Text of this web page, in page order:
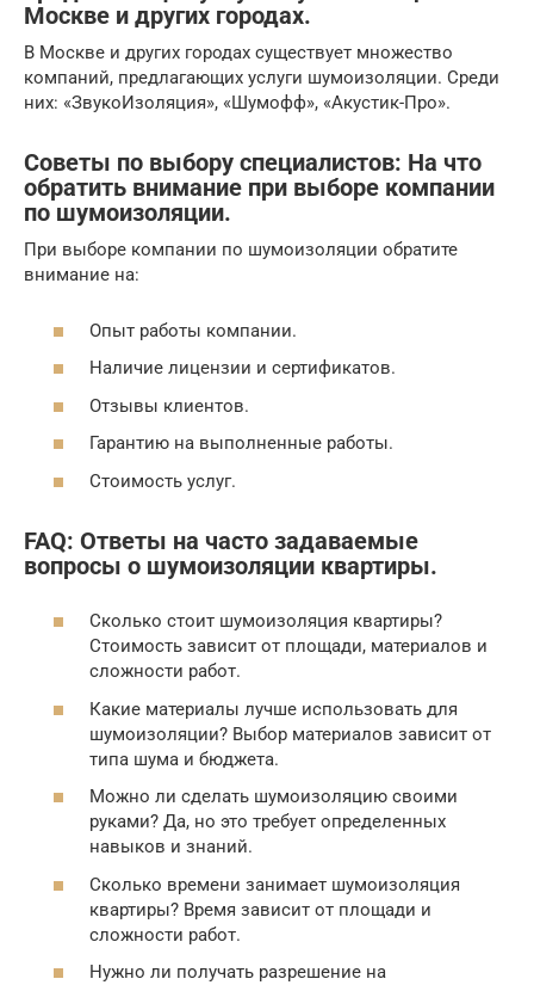
Москве и других городах.
В Москве и других городах существует множество
компаний, предлагающих услуги шумоизоляции. Среди
них: «ЗвукоИзоляция», «Шумофф», «Акустик-Про».
Советы по выбору специалистов: На что
обратить внимание при выборе компании
по шумоизоляции.
При выборе компании по шумоизоляции обратите
внимание на:
Опыт работы компании.
Наличие лицензии и сертификатов.
Отзывы клиентов.
Гарантию на выполненные работы.
Стоимость услуг.
FAQ: Ответы на часто задаваемые
вопросы о шумоизоляции квартиры.
Сколько стоит шумоизоляция квартиры?
Стоимость зависит от площади, материалов и
сложности работ.
Какие материалы лучше использовать для
шумоизоляции? Выбор материалов зависит от
типа шума и бюджета.
Можно ли сделать шумоизоляцию своими
руками? Да, но это требует определенных
навыков и знаний.
Сколько времени занимает шумоизоляция
квартиры? Время зависит от площади и
сложности работ.
Нужно ли получать разрешение на